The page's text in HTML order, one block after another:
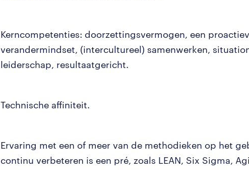
Kerncompetenties: doorzettingsvermogen, een
verandermindset, (intercultureel) samenwerken,
leiderschap, resultaatgericht.
Technische affiniteit.
Ervaring met een of meer van de methodieken op het
continu verbeteren is een pré, zoals LEAN, Six Sigma,